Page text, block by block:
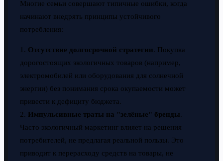
Многие семьи совершают типичные ошибки, когда
начинают внедрять принципы устойчивого
потребления:
1. Отсутствие долгосрочной стратегии. Покупка
дорогостоящих экологичных товаров (например,
электромобилей или оборудования для солнечной
энергии) без понимания срока окупаемости может
привести к дефициту бюджета.
2. Импульсивные траты на "зелёные" бренды.
Часто экологичный маркетинг влияет на решения
потребителей, не предлагая реальной пользы. Это
приводит к перерасходу средств на товары, не